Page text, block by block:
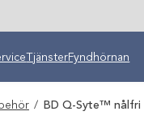
TjänsterFyndhörnan
/ BD Q-Syte™